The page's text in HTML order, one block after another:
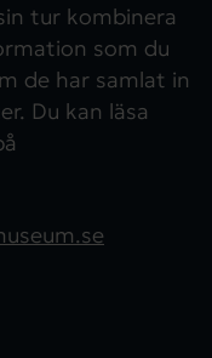
tur kombinera
som du
de har samlat in
Du kan läsa